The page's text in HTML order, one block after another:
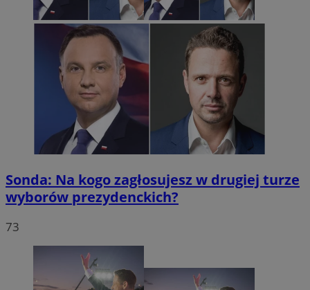
Sonda: Na kogo zagłosujesz w drugiej turze
wyborów prezydenckich?
73